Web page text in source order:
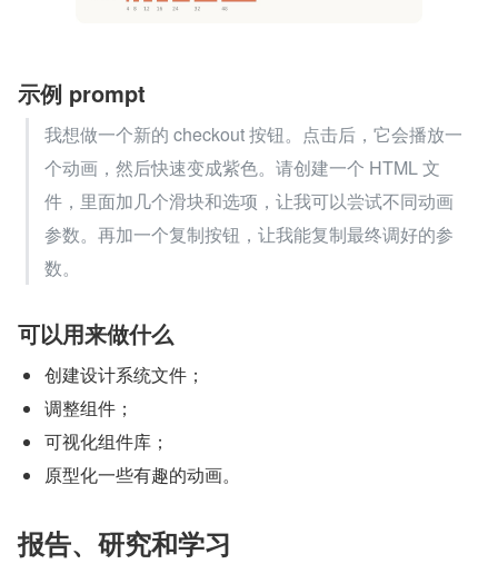
示例 prompt
我想做一个新的 checkout 按钮。点击后，它会播放一
个动画，然后快速变成紫色。请创建一个 HTML 文
件，里面加几个滑块和选项，让我可以尝试不同动画
参数。再加一个复制按钮，让我能复制最终调好的参
数。
可以用来做什么
创建设计系统文件；
调整组件；
可视化组件库；
原型化一些有趣的动画。
报告、研究和学习